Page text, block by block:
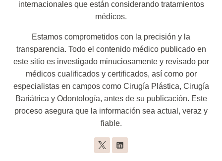
internacionales que están considerando tratamientos
médicos.
Estamos comprometidos con la precisión y la
transparencia. Todo el contenido médico publicado en
este sitio es investigado minuciosamente y revisado por
médicos cualificados y certificados, así como por
especialistas en campos como Cirugía Plástica, Cirugía
Bariátrica y Odontología, antes de su publicación. Este
proceso asegura que la información sea actual, veraz y
fiable.